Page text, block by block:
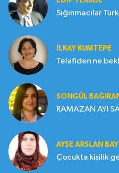
Sığınmacılar
İLKAY KUMTEPE
Telafiden ne
SONGÜL
RAMAZAN AYI
AYŞE ARSLAN BAY
Çocukta kişilik